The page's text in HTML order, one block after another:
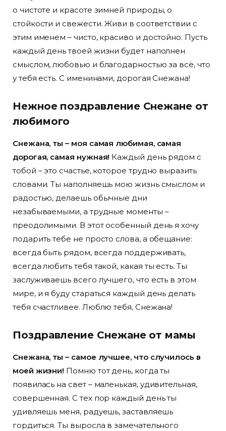
о чистоте и красоте зимней природы, о
стойкости и свежести. Живи в соответствии с
этим именем – чисто, красиво и достойно. Пусть
каждый день твоей жизни будет наполнен
смыслом, любовью и благодарностью за всё, что
у тебя есть. С именинами, дорогая Снежана!
Нежное поздравление Снежане от
любимого
Снежана, ты – моя самая любимая, самая
дорогая, самая нужная! Каждый день рядом с
тобой – это счастье, которое трудно выразить
словами. Ты наполняешь мою жизнь смыслом и
радостью, делаешь обычные дни
незабываемыми, а трудные моменты –
преодолимыми. В этот особенный день я хочу
подарить тебе не просто слова, а обещание:
всегда быть рядом, всегда поддерживать,
всегда любить тебя такой, какая ты есть. Ты
заслуживаешь всего лучшего, что есть в этом
мире, и я буду стараться каждый день делать
тебя счастливее. Люблю тебя, Снежана!
Поздравление Снежане от мамы
Снежана, ты – самое лучшее, что случилось в
моей жизни! Помню тот день, когда ты
появилась на свет – маленькая, удивительная,
совершенная. С тех пор каждый день ты
удивляешь меня, радуешь, заставляешь
гордиться. Ты выросла в замечательного